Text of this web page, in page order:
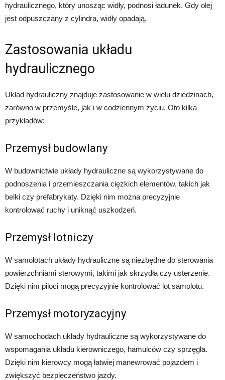
hydraulicznego, który unosząc widły, podnosi ładunek. Gdy olej
jest odpuszczany z cylindra, widły opadają.
Zastosowania układu
hydraulicznego
Układ hydrauliczny znajduje zastosowanie w wielu dziedzinach,
zarówno w przemyśle, jak i w codziennym życiu. Oto kilka
przykładów:
Przemysł budowlany
W budownictwie układy hydrauliczne są wykorzystywane do
podnoszenia i przemieszczania ciężkich elementów, takich jak
belki czy prefabrykaty. Dzięki nim można precyzyjnie
kontrolować ruchy i uniknąć uszkodzeń.
Przemysł lotniczy
W samolotach układy hydrauliczne są niezbędne do sterowania
powierzchniami sterowymi, takimi jak skrzydła czy usterzenie.
Dzięki nim piloci mogą precyzyjnie kontrolować lot samolotu.
Przemysł motoryzacyjny
W samochodach układy hydrauliczne są wykorzystywane do
wspomagania układu kierowniczego, hamulców czy sprzęgła.
Dzięki nim kierowcy mogą łatwiej manewrować pojazdem i
zwiększyć bezpieczeństwo jazdy.